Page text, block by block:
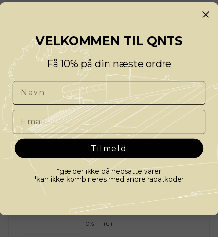
LEVERING
STIL OS ET SPØRGSMÅL
Customer Reviews
Based on 1 review
100% (1)
0%
(0)
0%
(0)
VELKOMMEN TIL QNTS
Få 10% på din næste ordre
Navn
Email
Tilmeld
*gælder ikke på nedsatte varer
*kan ikke kombineres med andre rabatkoder